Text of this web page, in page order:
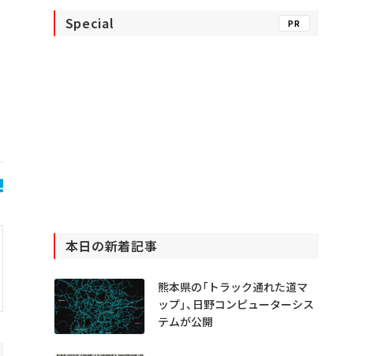
Special PR
本日の新着記事
熊本県の「トラック通れた道マ
ップ」、日野コンピューターシス
テムが公開